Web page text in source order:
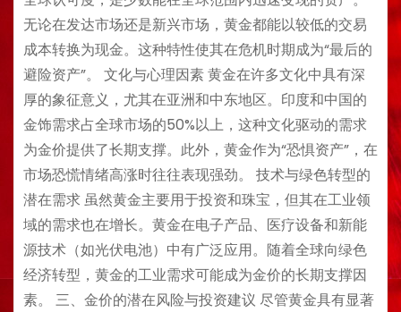
无论在发达市场还是新兴市场，黄金都能以较低的交易
成本转换为现金。这种特性使其在危机时期成为“最后的
避险资产”。 文化与心理因素 黄金在许多文化中具有深
厚的象征意义，尤其在亚洲和中东地区。印度和中国的
金饰需求占全球市场的50%以上，这种文化驱动的需求
为金价提供了长期支撑。此外，黄金作为“恐惧资产”，在
市场恐慌情绪高涨时往往表现强劲。 技术与绿色转型的
潜在需求 虽然黄金主要用于投资和珠宝，但其在工业领
域的需求也在增长。黄金在电子产品、医疗设备和新能
源技术（如光伏电池）中有广泛应用。随着全球向绿色
经济转型，黄金的工业需求可能成为金价的长期支撑因
素。 三、金价的潜在风险与投资建议 尽管黄金具有显著